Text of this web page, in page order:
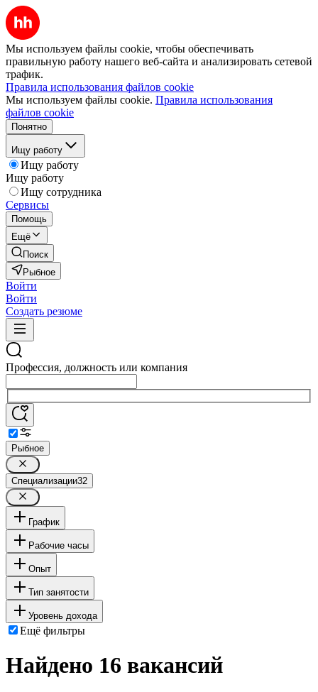
Мы используем файлы cookie, чтобы обеспечивать
правильную работу нашего веб-сайта и анализировать сетевой
трафик.
Правила использования файлов cookie
Мы используем файлы cookie. Правила использования
файлов cookie
Понятно
Ищу работу
Ищу работу
Ищу работу
Ищу сотрудника
Сервисы
Помощь
Ещё
Поиск
Рыбное
Войти
Войти
Создать резюме
Профессия, должность или компания
Рыбное
Специализации32
График
Рабочие часы
Опыт
Тип занятости
Уровень дохода
Ещё фильтры
Найдено 16 вакансий